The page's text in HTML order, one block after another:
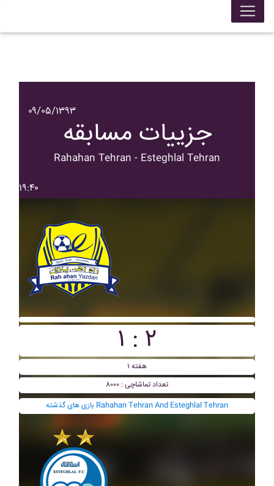
۰۹/۰۵/۱۳۹۳
جزییات مسابقه
Rahahan Tehran - Esteghlal Tehran
۱۹:۴۰
۱ : ۲
هفته ۱
تعداد تماشاچی : ۸۰۰۰
بازی های گذشته Rahahan Tehran And Esteghlal Tehran